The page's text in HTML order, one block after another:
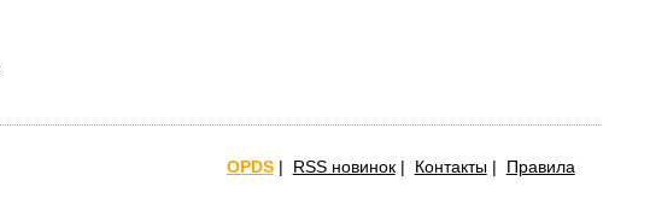
OPDS| RSS новинок| Контакты| Правила